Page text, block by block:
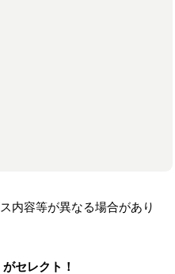
内容等が異なる場合があり
セレクト！